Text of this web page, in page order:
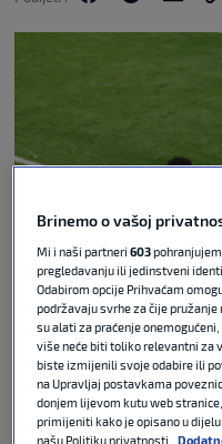
AP Photo/Emma
U Vancouveru je
D Svjetskog
Australije i Turske
Brinemo o vašoj
Mi i naši partneri603
pregledavanju ili jedinstveni
Odabirom opcije Prihvaćam
podržavaju svrhe za čije
su alati za praćenje
više neće biti toliko relevantni za
biste izmijenili svoje odabire ili
na Upravljaj postavkama
donjem lijevom kutu web
primijeniti kako je opisano u
našu Politiku privatnosti.